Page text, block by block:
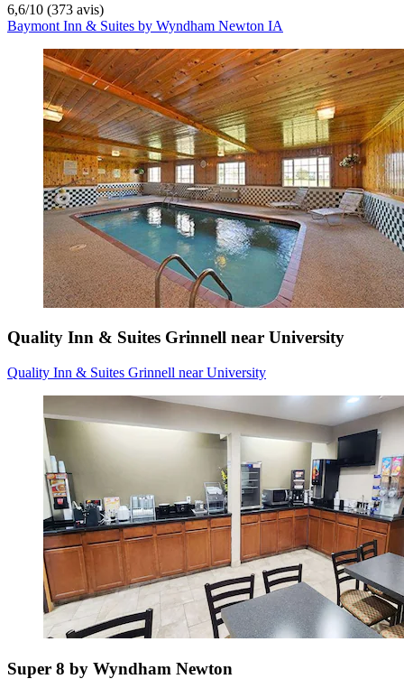
6,6/10 (373 avis)
Baymont Inn & Suites by Wyndham Newton IA
Quality Inn & Suites Grinnell near University
Quality Inn & Suites Grinnell near University
Super 8 by Wyndham Newton